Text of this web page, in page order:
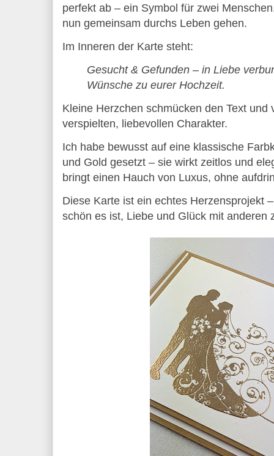
perfekt ab – ein Symbol für zwei
nun gemeinsam durchs Leben gehen.
Im Inneren der Karte steht:
Gesucht & Gefunden – in Liebe
Wünsche zu eurer Hochzeit.
Kleine Herzchen schmücken den Text und
verspielten, liebevollen Charakter.
Ich habe bewusst auf eine klassische
und Gold gesetzt – sie wirkt zeitlos und
bringt einen Hauch von Luxus, ohne
Diese Karte ist ein echtes Herzensprojekt
schön es ist, Liebe und Glück mit anderen